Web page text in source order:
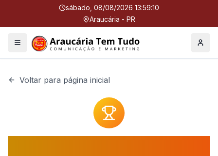
sábado, 08/08/2026 13:59:10
Araucária - PR
Menu Perfil
Voltar para página inicial